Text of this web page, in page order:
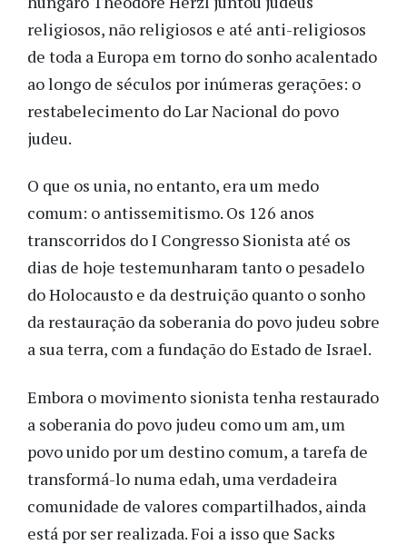
religiosos, não religiosos e até anti-religiosos
de toda a Europa em torno do sonho acalentado
ao longo de séculos por inúmeras gerações: o
restabelecimento do Lar Nacional do povo
judeu.
O que os unia, no entanto, era um medo
comum: o antissemitismo. Os 126 anos
transcorridos do I Congresso Sionista até os
dias de hoje testemunharam tanto o pesadelo
do Holocausto e da destruição quanto o sonho
da restauração da soberania do povo judeu sobre
a sua terra, com a fundação do Estado de Israel.
Embora o movimento sionista tenha restaurado
a soberania do povo judeu como um am, um
povo unido por um destino comum, a tarefa de
transformá-lo numa edah, uma verdadeira
comunidade de valores compartilhados, ainda
está por ser realizada. Foi a isso que Sacks